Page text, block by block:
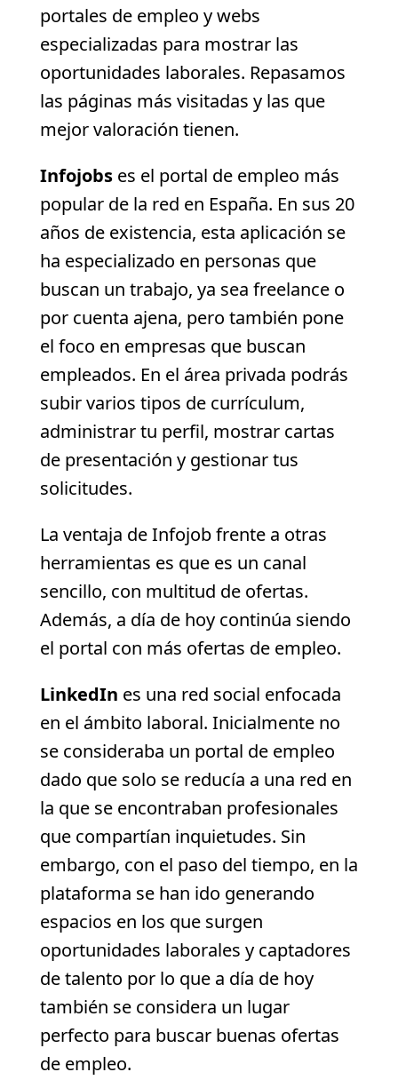
portales de empleo y webs
especializadas para mostrar las
oportunidades laborales. Repasamos
las páginas más visitadas y las que
mejor valoración tienen.
Infojobses el portal de empleo más
popular de la red en España. En sus 20
años de existencia, esta aplicación se
ha especializado en personas que
buscan un trabajo, ya sea freelance o
por cuenta ajena, pero también pone
el foco en empresas que buscan
empleados. En el área privada podrás
subir varios tipos de currículum,
administrar tu perfil, mostrar cartas
de presentación y gestionar tus
solicitudes.
La ventaja de Infojob frente a otras
herramientas es que es un canal
sencillo, con multitud de ofertas.
Además, a día de hoy continúa siendo
el portal con más ofertas de empleo.
LinkedIn es una red social enfocada
en el ámbito laboral. Inicialmente no
se consideraba un portal de empleo
dado que solo se reducía a una red en
la que se encontraban profesionales
que compartían inquietudes. Sin
embargo, con el paso del tiempo, en la
plataforma se han ido generando
espacios en los que surgen
oportunidades laborales y captadores
de talento por lo que a día de hoy
también se considera un lugar
perfecto para buscar buenas ofertas
de empleo.